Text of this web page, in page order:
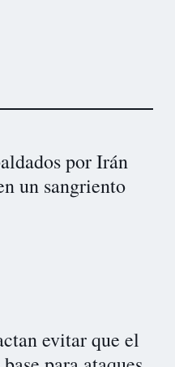
por Irán
un sangriento
evitar que el